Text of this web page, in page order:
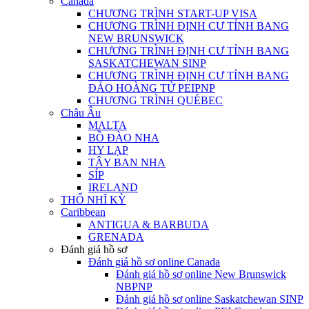
CHƯƠNG TRÌNH START-UP VISA
CHƯƠNG TRÌNH ĐỊNH CƯ TỈNH BANG
NEW BRUNSWICK
CHƯƠNG TRÌNH ĐỊNH CƯ TỈNH BANG
SASKATCHEWAN SINP
CHƯƠNG TRÌNH ĐỊNH CƯ TỈNH BANG
ĐẢO HOÀNG TỬ PEIPNP
CHƯƠNG TRÌNH QUÉBEC
Châu Âu
MALTA
BỒ ĐÀO NHA
HY LẠP
TÂY BAN NHA
SÍP
IRELAND
THỔ NHĨ KỲ
Caribbean
ANTIGUA & BARBUDA
GRENADA
Đánh giá hồ sơ
Đánh giá hồ sơ online Canada
Đánh giá hồ sơ online New Brunswick
NBPNP
Đánh giá hồ sơ online Saskatchewan SINP